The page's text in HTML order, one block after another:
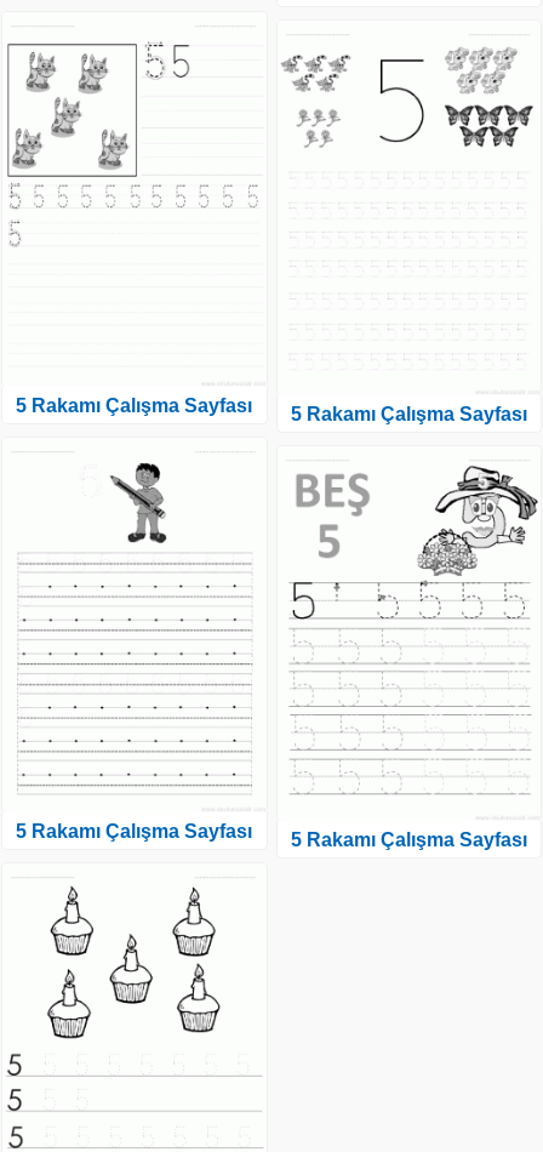
5 Rakamı Çalışma Sayfası
5 Rakamı Çalışma Sayfası
5 Rakamı Çalışma Sayfası
5 Rakamı Çalışma Sayfası